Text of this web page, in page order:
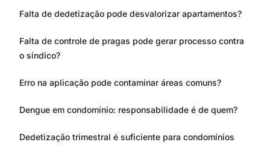
Falta de dedetização pode desvalorizar apartamentos?
Falta de controle de pragas pode gerar processo contra
o síndico?
Erro na aplicação pode contaminar áreas comuns?
Dengue em condomínio: responsabilidade é de quem?
Dedetização trimestral é suficiente para condomínios